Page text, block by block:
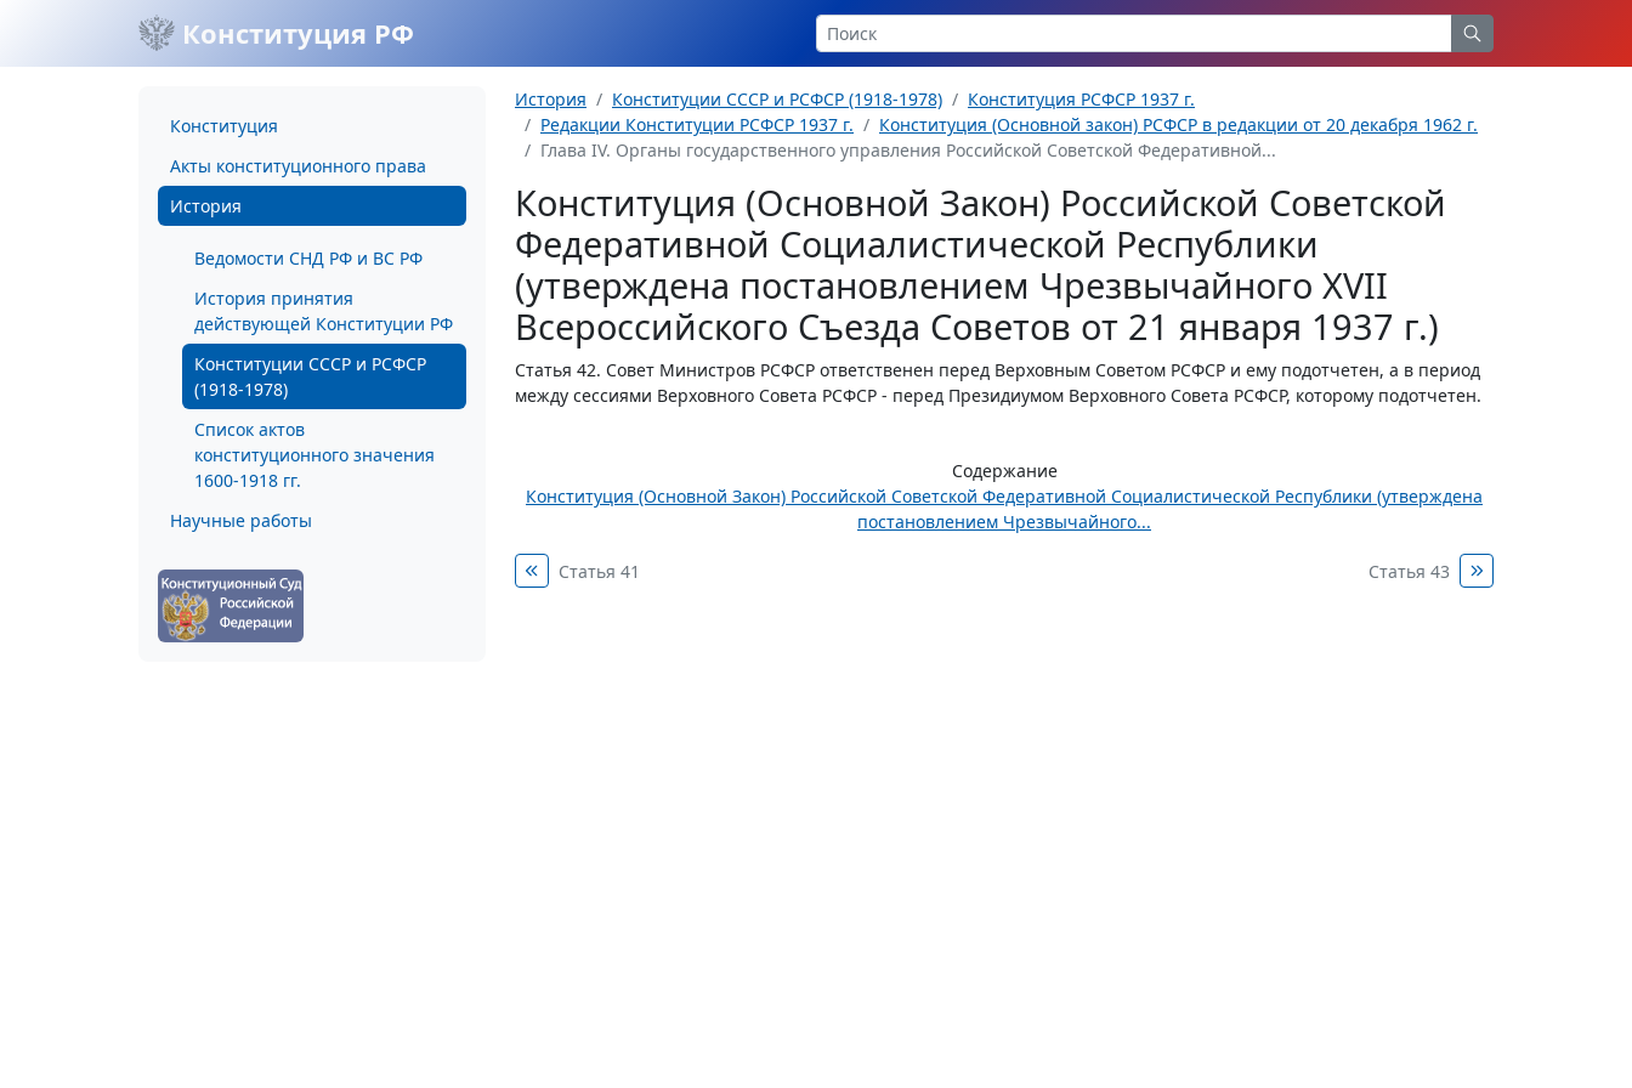
Конституция РФ
Конституция
Акты конституционного права
История
Ведомости СНД РФ и ВС РФ
История принятия
действующей Конституции РФ
Конституции СССР и РСФСР
(1918-1978)
Список актов
конституционного значения
1600-1918 гг.
Научные работы
История Конституции СССР и РСФСР (1918-1978)
Конституция РСФСР 1937 г.
Редакции Конституции РСФСР 1937 г.
Конституция (Основной закон) РСФСР в редакции от 20 декабря 1962 г.
Глава IV. Органы государственного управления Российской Советской Федеративной...
Конституция (Основной Закон) Российской Советской
Федеративной Социалистической Республики
(утверждена постановлением Чрезвычайного XVII
Всероссийского Съезда Советов от 21 января 1937 г.)
Статья 42. Совет Министров РСФСР ответственен перед Верховным Советом РСФСР и ему подотчетен, а в период
между сессиями Верховного Совета РСФСР - перед Президиумом Верховного Совета РСФСР, которому подотчетен.
Содержание
Конституция (Основной Закон) Российской Советской Федеративной Социалистической Республики (утверждена
постановлением Чрезвычайного...
Статья 41 Статья 43